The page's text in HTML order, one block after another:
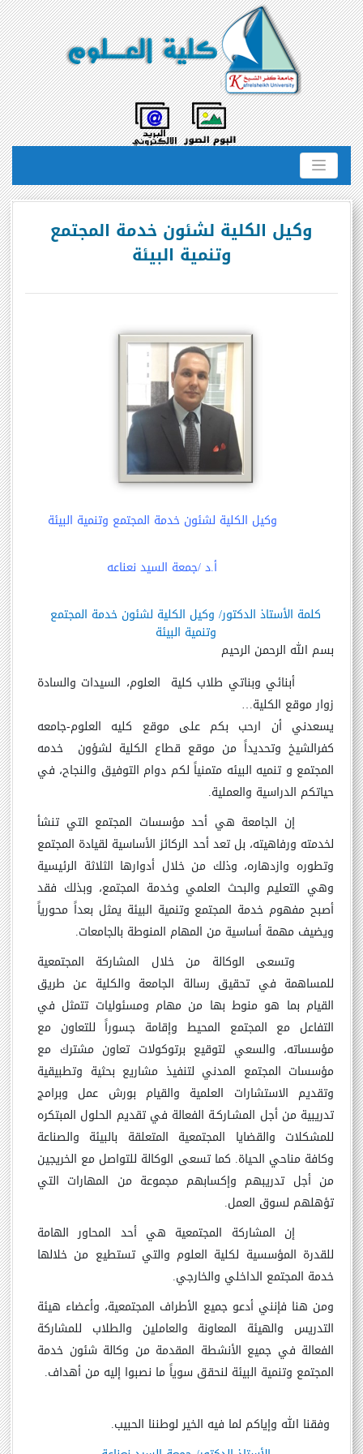
وكيل الكلية لشئون خدمة المجتمع
وتنمية البيئة
وكيل الكلية لشئون خدمة المجتمع وتنمية البيئة
أ.د /جمعة السيد نعناعه
كلمة الأستاذ الدكتور/ وكيل الكلية لشئون خدمة المجتمع
وتنمية البيئة
بسم الله الرحمن الرحيم
أبنائي وبناتي طلاب كلية العلوم، السيدات والسادة
زوار موقع الكلية…
يسعدني أن ارحب بكم على موقع كليه العلوم-جامعه
كفرالشيخ وتحديداً من موقع قطاع الكلية لشؤون خدمه
المجتمع و تنميه البيئه متمنياً لكم دوام التوفيق والنجاح، في
حياتكم الدراسية والعملية.
إن الجامعة هي أحد مؤسسات المجتمع التي تنشأ
لخدمته ورفاهيته، بل تعد أحد الركائز الأساسية لقيادة المجتمع
وتطوره وازدهاره، وذلك من خلال أدوارها الثلاثة الرئيسية
وهي التعليم والبحث العلمي وخدمة المجتمع، وبذلك فقد
أصبح مفهوم خدمة المجتمع وتنمية البيئة يمثل بعداً محورياً
ويضيف مهمة أساسية من المهام المنوطة بالجامعات.
وتسعى الوكالة من خلال المشاركة المجتمعية
للمساهمة في تحقيق رسالة الجامعة والكلية عن طريق
القيام بما هو منوط بها من مهام ومسئوليات تتمثل في
التفاعل مع المجتمع المحيط وإقامة جسوراً للتعاون مع
مؤسساته، والسعي لتوقيع برتوكولات تعاون مشترك مع
مؤسسات المجتمع المدني لتنفيذ مشاريع بحثية وتطبيقية
وتقديم الاستشارات العلمية والقيام بورش عمل وبرامج
تدريبية من أجل المشـاركـة الفعالة في تقديم الحلول المبتكره
للمشكلات والقضايا المجتمعية المتعلقة بالبيئة والصناعة
وكافة مناحي الحياة. كما تسعى الوكالة للتواصل مع الخريجين
من أجل تدريبهم وإكسابهم مجموعة من المهارات التي
تؤهلهم لسوق العمل.
إن المشاركة المجتمعية هي أحد المحاور الهامة
للقدرة المؤسسية لكلية العلوم والتي تستطيع من خلالها
خدمة المجتمع الداخلي والخارجي.
ومن هنا فإنني أدعو جميع الأطراف المجتمعية، وأعضاء هيئة
التدريس والهيئة المعاونة والعاملين والطلاب للمشاركة
الفعالة في جميع الأنشطة المقدمة من وكالة شئون خدمة
المجتمع وتنمية البيئة لنحقق سوياً ما نصبوا إليه من أهداف.
وفقنا الله وإياكم لما فيه الخير لوطننا الحبيب.